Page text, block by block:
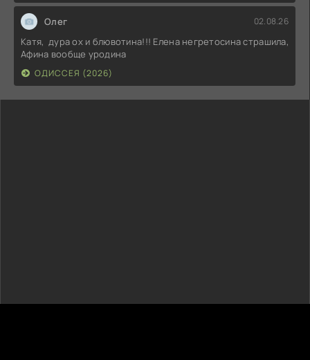
Олег 02.08.26
Катя, дура ох и блювотина!!! Елена негретосина страшила,
Афина вообще уродина
ОДИССЕЯ (2026)